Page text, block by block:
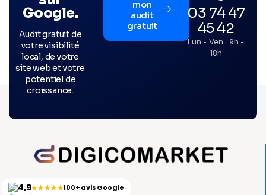
Google.
Audit gratuit de
votre visibilité
local, de votre
site web et votre
potentiel de
croissance.
mon
audit
gratuit
03 74 47
45 42
Lun - Ven : 9h -
18h
4,9★★★★★100+ avis Google